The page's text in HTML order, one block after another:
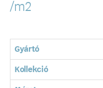
/m2
Gyártó
Kollekció